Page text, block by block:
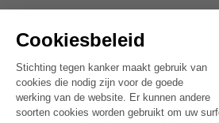
mantelzorgers onderling
vormt het groepsaspect de
enerzijds inhoudelijke
voor positieve wederzijdse
groepssessies worden vorm